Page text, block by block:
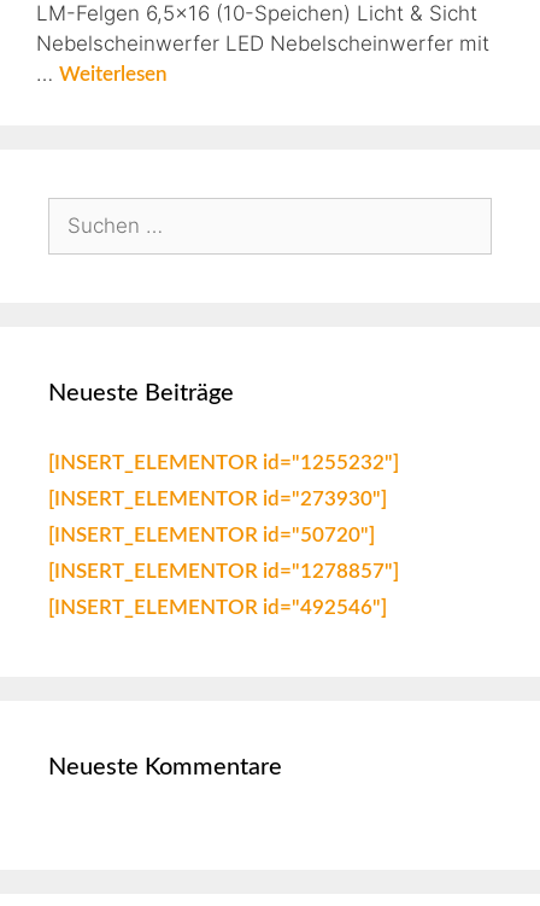
LM-Felgen 6,5×16 (10-Speichen) Licht & Sicht
Nebelscheinwerfer LED Nebelscheinwerfer mit
… Weiterlesen
Neueste Beiträge
[INSERT_ELEMENTOR id="1255232"]
[INSERT_ELEMENTOR id="273930"]
[INSERT_ELEMENTOR id="50720"]
[INSERT_ELEMENTOR id="1278857"]
[INSERT_ELEMENTOR id="492546"]
Neueste Kommentare